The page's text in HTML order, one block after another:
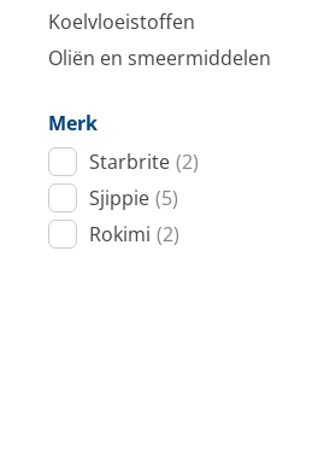
Tuigage en dekbeslag
Boten, toebehoren en fun
Meubels en lifestyle
Koelvloeistoffen
Oliën en smeermiddelen
Merk
Starbrite (2)
Sjippie (5)
Rokimi (2)